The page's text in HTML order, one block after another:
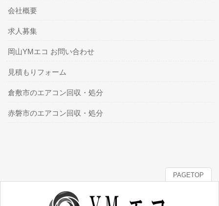
会社概要
求人募集
岡山YMエコ お問い合わせ
見積もりフォーム
倉敷市のエアコン回収・処分
赤磐市のエアコン回収・処分
PAGETOP